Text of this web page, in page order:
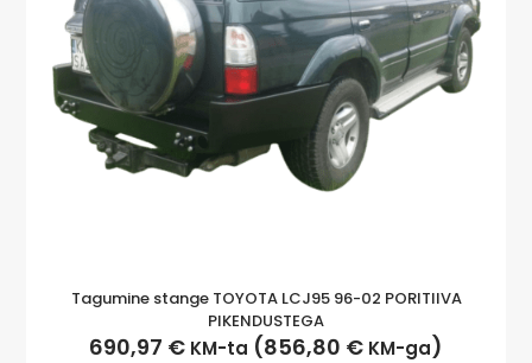
Tagumine stange TOYOTA LCJ95 96-02 PORITIIVA
PIKENDUSTEGA
690,97 € KM-ta (856,80 € KM-ga)